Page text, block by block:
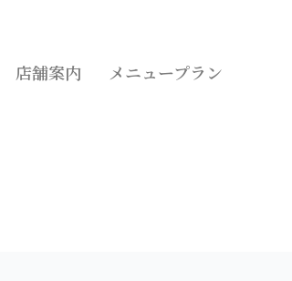
店舗案内 メニュープラン